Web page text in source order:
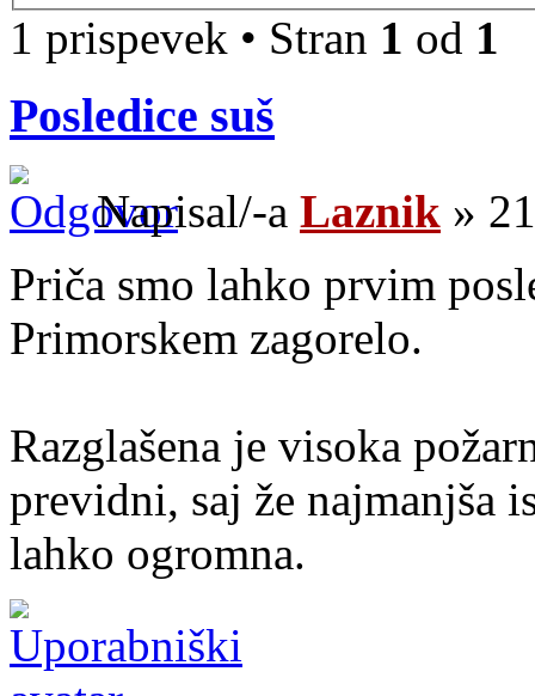
1 prispevek • Stran 1 od 1
Posledice suš
Napisal/-a Laznik »
Priča smo lahko prvim
Primorskem zagorelo.
Razglašena je visoka
previdni, saj že najmanjša
lahko ogromna.